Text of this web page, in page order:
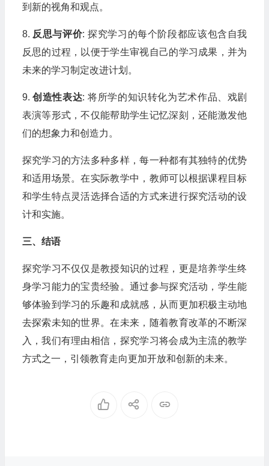
到新的视角和观点。
8. 反思与评价: 探究学习的每个阶段都应该包含自我
反思的过程，以便于学生审视自己的学习成果，并为
未来的学习制定改进计划。
9.创造性表达: 将所学的知识转化为艺术作品、戏剧
表演等形式，不仅能帮助学生记忆深刻，还能激发他
们的想象力和创造力。
探究学习的方法多种多样，每一种都有其独特的优势
和适用场景。在实际教学中，教师可以根据课程目标
和学生特点灵活选择合适的方式来进行探究活动的设
计和实施。
三、结语
探究学习不仅仅是教授知识的过程，更是培养学生终
身学习能力的宝贵经验。通过参与探究活动，学生能
够体验到学习的乐趣和成就感，从而更加积极主动地
去探索未知的世界。在未来，随着教育改革的不断深
入，我们有理由相信，探究学习将会成为主流的教学
方式之一，引领教育走向更加开放和创新的未来。